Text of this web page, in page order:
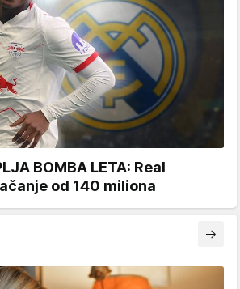
BOMBA LETA: Real
od 140 miliona